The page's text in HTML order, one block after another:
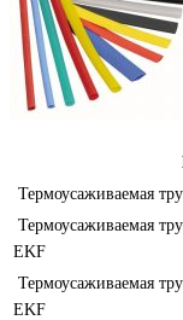
Термоусаживаемая
Термоусаживаемая
EKF
Термоусаживаемая
EKF